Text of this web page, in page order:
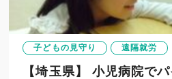
子どもの見守り 遠隔就労
【埼玉県】 小児病院で